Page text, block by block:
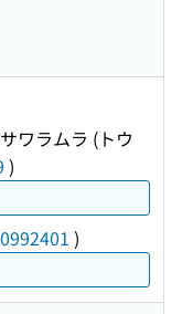
ワラムラ (トウ
)
)